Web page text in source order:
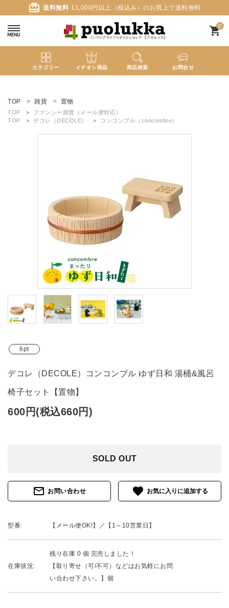
card_giftcard 送料無料 11,000円以上（税込み）のお買上で送料無料
0
shopping_cart
カテゴリー イチオシ商品 商品検索 お問合せ
ようこそ ゲスト 様
カテゴリーから探す
ガイドライン
TOP 雑貨 置物
TOP
ファンシー雑貨（メール便対応）
TOP
デコレ（DECOLE） コンコンブル（concombre）
6pt
デコレ（DECOLE）コンコンブル ゆず日和 湯桶&風呂
椅子セット【置物】
600円(税込660円)
SOLD OUT
mail_outline お問い合わせ favorite
型番: 【メール便OK!】／【1～10営業日】
在庫状況:
残り在庫 0 個 完売しました！
【取り寄せ（可/不可）などはお気軽にお問
い合わせ下さい。】個